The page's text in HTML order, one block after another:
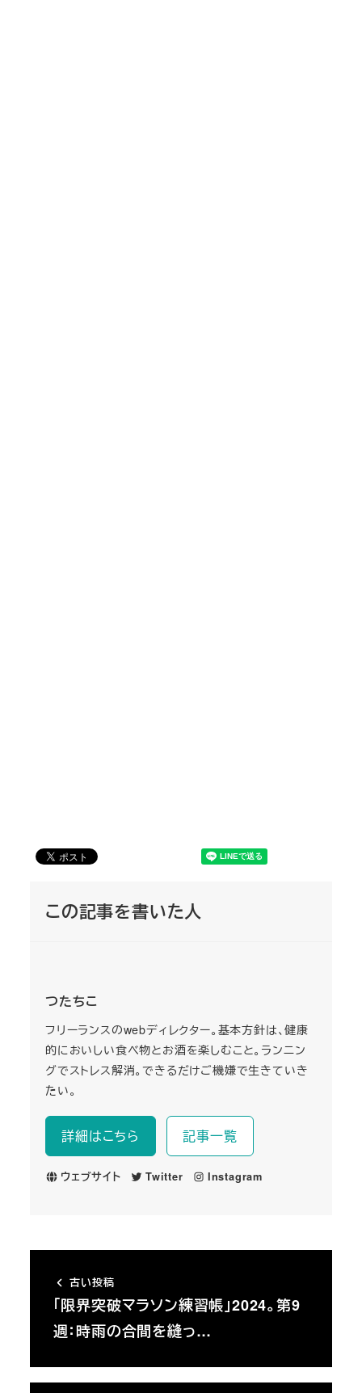
この記事を書いた人
つたちこ
フリーランスのwebディレクター。基本方針は、健康
的においしい食べ物とお酒を楽しむこと。ランニン
グでストレス解消。できるだけご機嫌で生きていき
たい。
詳細はこちら 記事一覧
ウェブサイト Twitter Instagram
古い投稿
「限界突破マラソン練習帳」2024。第9
週：時雨の合間を縫っ…